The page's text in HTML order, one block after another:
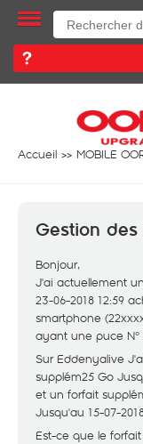
Accueil MOBILE
Gestion
Bonjour,
J'ai actuellement
23-06-2018 12:59
smartphone
ayant une puce N°
Sur Eddenyalive
supplém25 Go
et un forfait
Jusqu'au 15-07-
Est-ce que le